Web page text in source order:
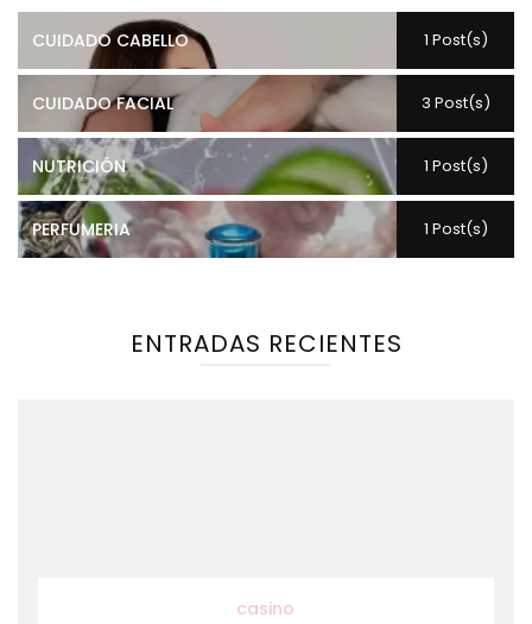
CUIDADO CABELLO 1 Post(s)
CUIDADO FACIAL 3 Post(s)
NUTRICIÓN 1 Post(s)
PERFUMERIA 1 Post(s)
ENTRADAS RECIENTES
casino